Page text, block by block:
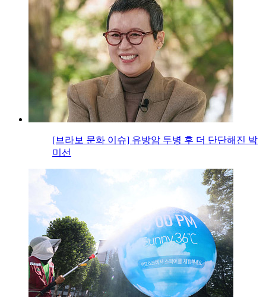
[브라보 문화 이슈] 유방암 투병 후 더 단단해진 박
미선